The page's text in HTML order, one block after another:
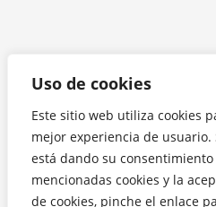
Uso de cookies
Este sitio web utiliza cookies
mejor experiencia de usuario.
está dando su
mencionadas cookies y la
de cookies, pinche el enlace